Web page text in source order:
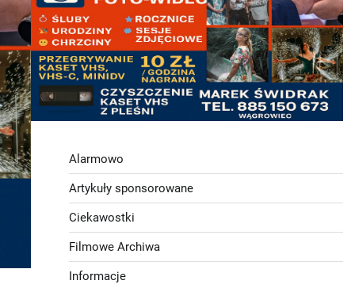
Alarmowo
Artykuły sponsorowane
Ciekawostki
Filmowe Archiwa
Informacje